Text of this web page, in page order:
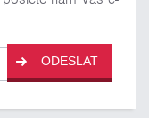
ODESLAT